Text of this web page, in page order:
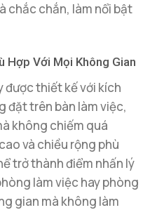
chắc chắn, làm nổi bật
Hợp Với Mọi Không Gian
được thiết kế với kích
đặt trên bàn làm việc,
không chiếm quá
và chiều rộng phù
trở thành điểm nhấn lý
làm việc hay phòng
gian mà không làm